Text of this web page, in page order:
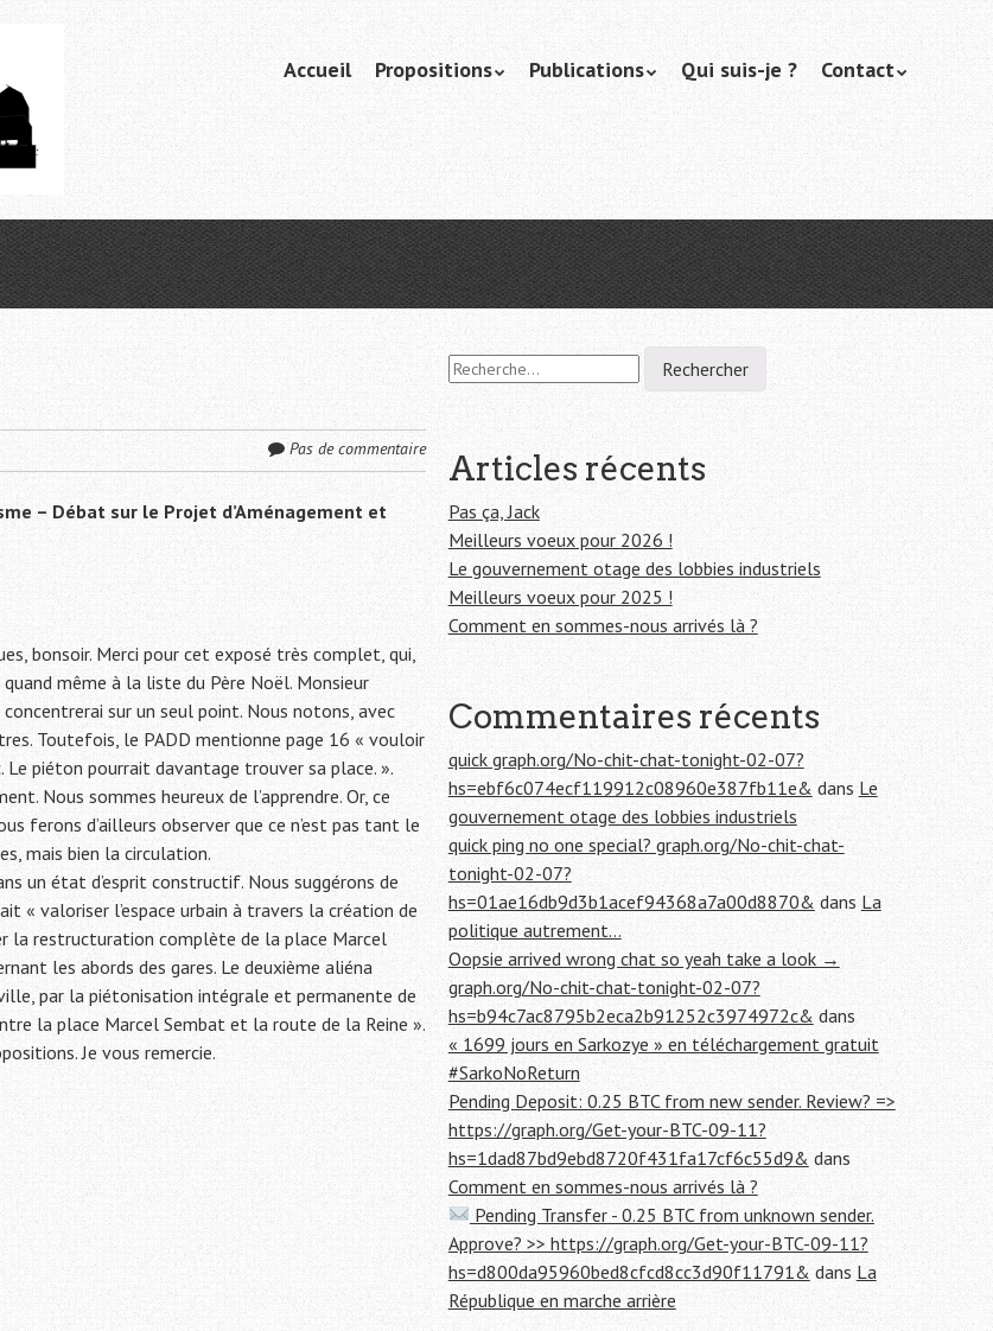
Menu
Aller
contenu
Accueil Propositions Publications Qui suis-je ? Contact
Pas de commentaire
– Débat sur le Projet d’Aménagement et
bonsoir. Merci pour cet exposé très complet, qui,
même à la liste du Père Noël. Monsieur
sur un seul point. Nous notons, avec
Toutefois, le PADD mentionne page 16 « vouloir
Le piéton pourrait davantage trouver sa place. ».
Nous sommes heureux de l’apprendre. Or, ce
ferons d’ailleurs observer que ce n’est pas tant le
mais bien la circulation.
un état d’esprit constructif. Nous suggérons de
« valoriser l’espace urbain à travers la création de
la restructuration complète de la place Marcel
les abords des gares. Le deuxième aliéna
par la piétonisation intégrale et permanente de
la place Marcel Sembat et la route de la Reine ».
Je vous remercie.
R
e
e
r
c
h
r
:
Articles récents
Pas ça, Jack
Meilleurs voeux pour 2026 !
Le gouvernement otage des lobbies industriels
Meilleurs voeux pour 2025 !
Comment en sommes-nous arrivés là ?
Commentaires récents
quick graph.org/No-chit-chat-tonight-02-07?
hs=ebf6c074ecf119912c08960e387fb11e& dans Le
gouvernement otage des lobbies industriels
quick ping no one special? graph.org/No-chit-chat-
tonight-02-07?
hs=01ae16db9d3b1acef94368a7a00d8870& dans La
politique autrement…
Oopsie arrived wrong chat so yeah take a look →
graph.org/No-chit-chat-tonight-02-07?
hs=b94c7ac8795b2eca2b91252c3974972c& dans
« 1699 jours en Sarkozye » en téléchargement gratuit
#SarkoNoReturn
Pending Deposit: 0.25 BTC from new sender. Review? =>
https://graph.org/Get-your-BTC-09-11?
hs=1dad87bd9ebd8720f431fa17cf6c55d9& dans
Comment en sommes-nous arrivés là ?
Pending Transfer - 0.25 BTC from unknown sender.
Approve? >> https://graph.org/Get-your-BTC-09-11?
hs=d800da95960bed8cfcd8cc3d90f11791& dans La
République en marche arrière